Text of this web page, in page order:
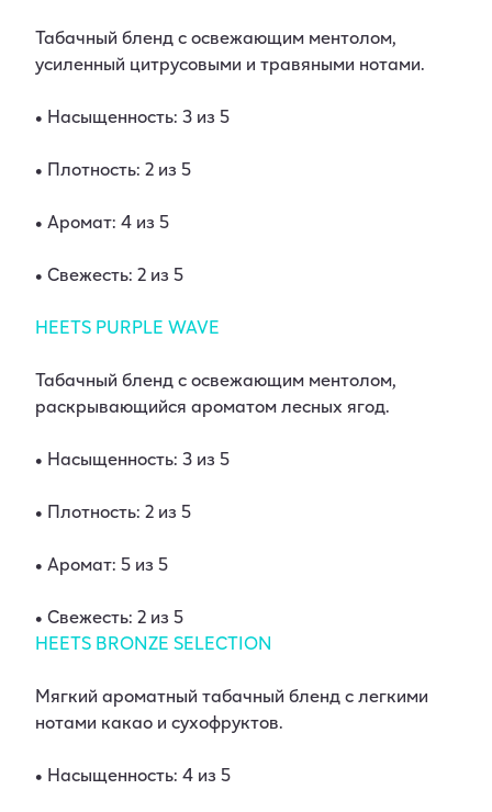
Табачный бленд с освежающим ментолом,
усиленный цитрусовыми и травяными нотами.
• Насыщенность: 3 из 5
• Плотность: 2 из 5
• Аромат: 4 из 5
• Свежесть: 2 из 5
HEETS PURPLE WAVE
Табачный бленд с освежающим ментолом,
раскрывающийся ароматом лесных ягод.
• Насыщенность: 3 из 5
• Плотность: 2 из 5
• Аромат: 5 из 5
• Свежесть: 2 из 5
HEETS BRONZE SELECTION
Мягкий ароматный табачный бленд с легкими
нотами какао и сухофруктов.
• Насыщенность: 4 из 5